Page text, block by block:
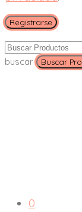
Registrarse
buscar
0